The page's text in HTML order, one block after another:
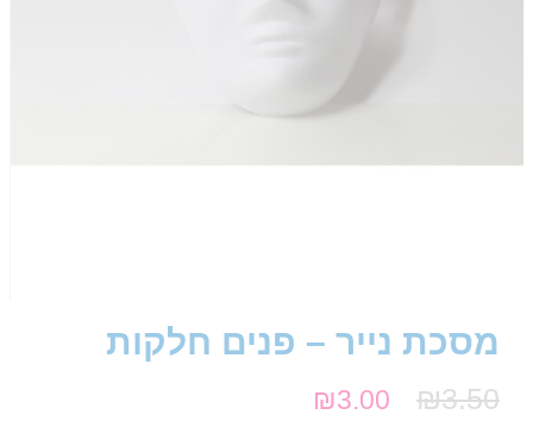
מסכת נייר – פנים חלקות
₪3.50
₪3.00